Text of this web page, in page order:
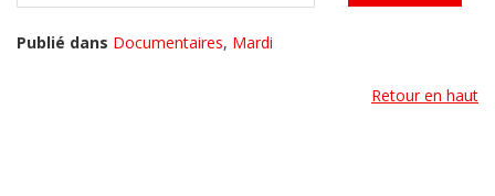
Publié dans Documentaires, Mardi
Retour en haut